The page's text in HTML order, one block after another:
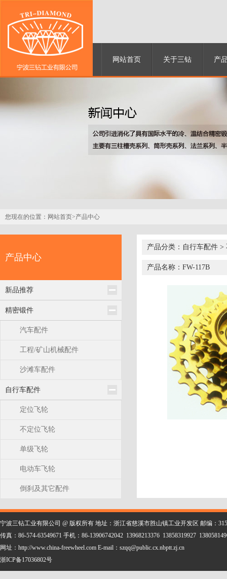
网站首页 关于三钻 产
您现在的位置： 网站首页>产品中心
产品中心
新品推荐
精密锻件
汽车配件
工程/矿山机械配件
沙滩车配件
自行车配件
定位飞轮
不定位飞轮
单级飞轮
电动车飞轮
倒刹及其它配件
产品分类：自行车配件 >
产品名称：FW-117B
宁波三钻工业有限公司 @ 版权所有 地址：浙江省慈溪市胜山镇工业开发区 邮编：
传真：86-574-63549671 手机：86-13906742042 13968213376 13858319927
网址：http://www.china-freewheel.com E-mail：szqq@public.cx.nbptt.zj.cn
浙ICP备17036802号